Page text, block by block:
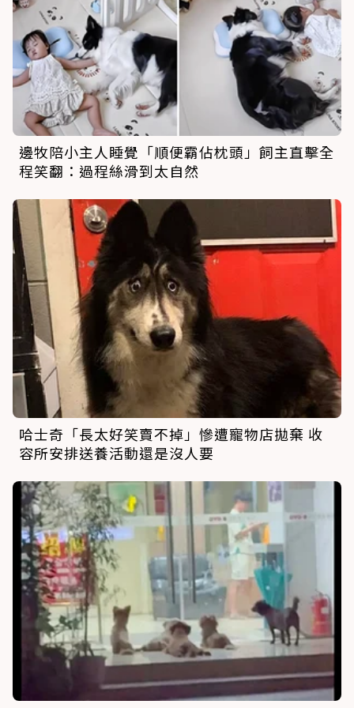
邊牧陪小主人睡覺「順便霸佔枕頭」飼主直擊全
程笑翻：過程絲滑到太自然
哈士奇「長太好笑賣不掉」慘遭寵物店拋棄 收
容所安排送養活動還是沒人要